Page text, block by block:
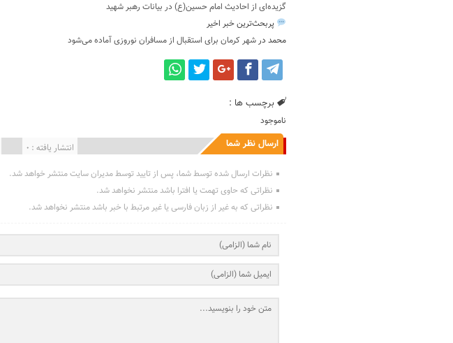
گزیده‌ای از احادیث امام حسین(ع) در بیانات رهبر شهید
پربحث‌ترین خبر اخیر
محمد درشهر کرمان برای استقبال از مسافران نوروزی آماده می‌شود
برچسب ها :
ناموجود
ارسال نظر شما انتشار یافته : 0
نظرات ارسال شده توسط شما، پس از تایید توسط مدیران سایت منتشر خواهد شد.
نظراتی که حاوی تهمت یا افترا باشد منتشر نخواهد شد.
نظراتی که به غیر از زبان فارسی یا غیر مرتبط با خبر باشد منتشر نخواهد شد.